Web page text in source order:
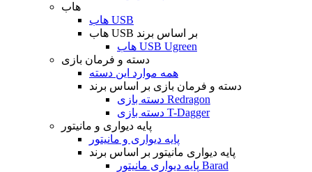
هاب
هاب USB
هاب USB بر اساس برند
هاب USB Ugreen
دسته و فرمان بازی
همه موارد این دسته
دسته و فرمان بازی بر اساس برند
دسته بازی Redragon
دسته بازی T-Dagger
پایه دیواری و مانیتور
پایه دیواری و مانیتور
پایه دیواری مانیتور بر اساس برند
پایه دیواری مانیتور Barad